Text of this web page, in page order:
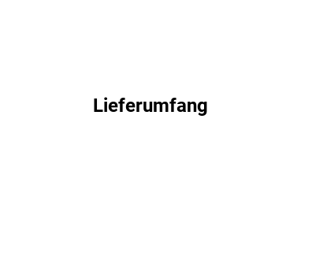
Lieferumfang